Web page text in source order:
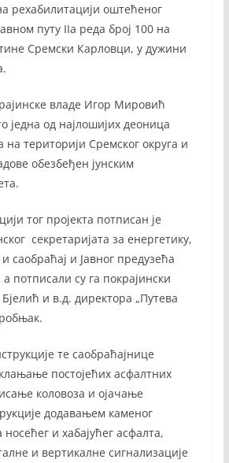
рехабилитацији оштећеног
путу IIа реда број 100 на
Сремски Карловци, у дужини
владе Игор Мировић
једна од најлошијих деоница
на територији Сремског округа и
обезбеђен јунским
тог пројекта потписан је
секретаријата за енергетику,
саобраћај и Јавног предузећа
а потписали су га покрајински
и в.д. директора „Путева
те саобраћајнице
постојећих асфалтних
коловоза и ојачање
додавањем каменог
носећег и хабајућег асфалта,
и вертикалне сигнализације